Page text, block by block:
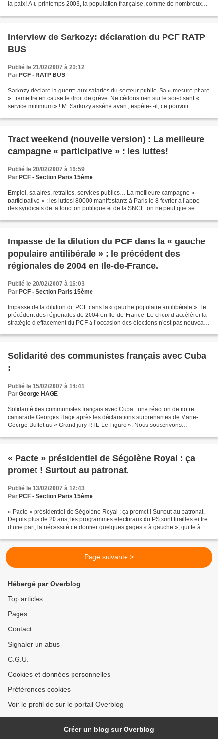
la paix! A u printemps 2003, la population française, comme de nombreux
Interview de Sarkozy: déclaration du PCF RATP
BUS
Publié le 21/02/2007 à 20:12
Par PCF - RATP BUS
Sarkozy déclare la guerre aux salariés du secteur public. Sa « mesure phare
» : remettre en cause le droit de grève. Ne cédons rien sur le soi-disant «
service minimum » ! M. Sarkozy assène avant, espère-t-il, de pouvoir
Tract weekend (nouvelle version) : La meilleure
campagne « participative » : les luttes!
Publié le 20/02/2007 à 16:59
Par PCF - Section Paris 15ème
Emploi, salaires, retraites, services publics… La meilleure campagne «
participative » : les luttes! 80000 manifestants à Paris le 8 février à l’appel
des syndicats de la fonction publique et de la SNCF: on ne peut que se
Impasse de la dilution du PCF dans la « gauche
populaire antilibérale » : le précédent des
régionales de 2004 en Ile-de-France.
Publié le 20/02/2007 à 16:03
Par PCF - Section Paris 15ème
Impasse de la dilution du PCF dans la « gauche populaire antilibérale » : le
précédent des régionales de 2004 en Ile-de-France. Le choix d’accélérer la
stratégie d’effacement du PCF à l’occasion des élections n’est pas nouveau.
Solidarité des communistes français avec Cuba
:
Publié le 15/02/2007 à 14:41
Par George HAGE
Solidarité des communistes français avec Cuba : une réaction de notre
camarade Georges Hage après les déclarations surprenantes de Marie-
George Buffet au « Grand jury RTL-Le Figaro ». Nous souscrivons
« Pacte » présidentiel de Ségolène Royal : ça
promet ! Surtout au patronat.
Publié le 13/02/2007 à 12:43
Par PCF - Section Paris 15ème
« Pacte » présidentiel de Ségolène Royal : ça promet ! Surtout au patronat.
Depuis plus de 20 ans, les programmes électoraux du PS sont tiraillés entre
d’une part, la nécessité de donner quelques gages « à gauche », quitte à
Page suivante >
Hébergé par Overblog
Top articles
Pages
Contact
Signaler un abus
C.G.U.
Cookies et données personnelles
Préférences cookies
Voir le profil de sur le portail Overblog
Créer un blog sur Overblog